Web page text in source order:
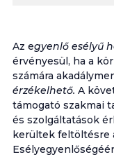
Az egyenlő esélyű
érvényesül, ha a
számára
érzékelhető. A
támogató szakmai
és szolgáltatások
kerültek feltöltésre